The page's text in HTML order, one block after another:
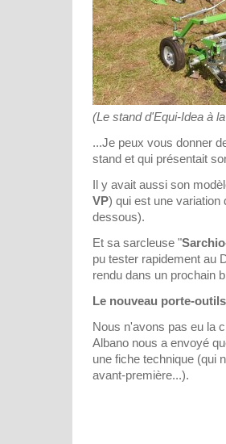
(Le stand d'Equi-Idea à
...Je peux vous donner
stand et qui présentait
Il y avait aussi son
VP) qui est une variation
dessous).
Et sa sarcleuse "
pu tester rapidement au
rendu dans un prochain
Le nouveau porte-
Nous n'avons pas eu la
Albano nous a envoyé
une fiche technique (qui
avant-première...).